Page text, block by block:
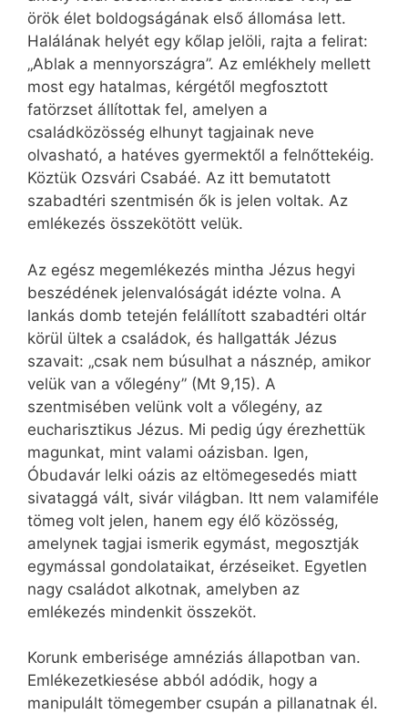
örök élet boldogságának első állomása lett.
Halálának helyét egy kőlap jelöli, rajta a felirat:
„Ablak a mennyországra”. Az emlékhely mellett
most egy hatalmas, kérgétől megfosztott
fatörzset állítottak fel, amelyen a
családközösség elhunyt tagjainak neve
olvasható, a hatéves gyermektől a felnőttekéig.
Köztük Ozsvári Csabáé. Az itt bemutatott
szabadtéri szentmisén ők is jelen voltak. Az
emlékezés összekötött velük.
Az egész megemlékezés mintha Jézus hegyi
beszédének jelenvalóságát idézte volna. A
lankás domb tetején felállított szabadtéri oltár
körül ültek a családok, és hallgatták Jézus
szavait: „csak nem búsulhat a násznép, amikor
velük van a vőlegény” (Mt 9,15). A
szentmisében velünk volt a vőlegény, az
eucharisztikus Jézus. Mi pedig úgy érezhettük
magunkat, mint valami oázisban. Igen,
Óbudavár lelki oázis az eltömegesedés miatt
sivataggá vált, sivár világban. Itt nem valamiféle
tömeg volt jelen, hanem egy élő közösség,
amelynek tagjai ismerik egymást, megosztják
egymással gondolataikat, érzéseiket. Egyetlen
nagy családot alkotnak, amelyben az
emlékezés mindenkit összeköt.
Korunk emberisége amnéziás állapotban van.
Emlékezetkiesése abból adódik, hogy a
manipulált tömegember csupán a pillanatnak él.